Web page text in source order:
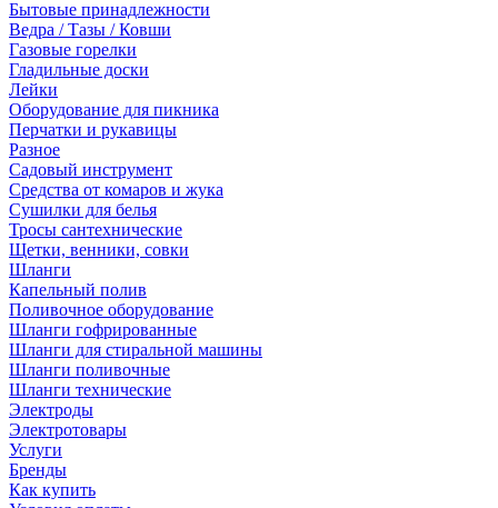
Бытовые принадлежности
Ведра / Тазы / Ковши
Газовые горелки
Гладильные доски
Лейки
Оборудование для пикника
Перчатки и рукавицы
Разное
Садовый инструмент
Средства от комаров и жука
Сушилки для белья
Тросы сантехнические
Щетки, венники, совки
Шланги
Капельный полив
Поливочное оборудование
Шланги гофрированные
Шланги для стиральной машины
Шланги поливочные
Шланги технические
Электроды
Электротовары
Услуги
Бренды
Как купить